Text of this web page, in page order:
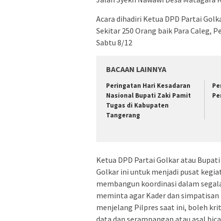
Acara dihadiri Ketua DPD Partai
Sekitar 250 Orang baik Para Caleg,
Sabtu 8/12
BACAAN LAINNYA
Peringatan Hari Kesadaran
Nasional Bupati Zaki Pamit
Tugas di Kabupaten
Tangerang
Ketua DPD Partai Golkar atau
Golkar ini untuk menjadi pusat
membangun koordinasi dalam
meminta agar Kader dan
menjelang Pilpres saat ini, boleh